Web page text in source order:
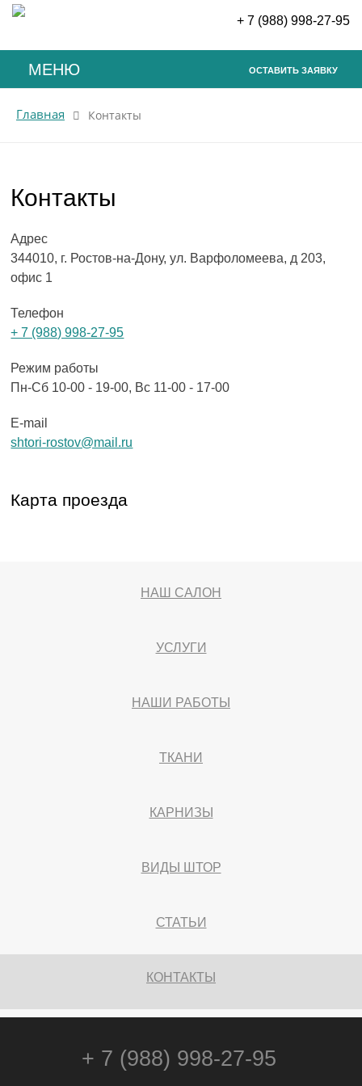
+ 7 (988) 998-27-95
ОСТАВИТЬ ЗАЯВКУ
МЕНЮ
Главная Контакты
Контакты
Адрес
344010, г. Ростов-на-Дону, ул. Варфоломеева, д 203,
офис 1
Телефон
+ 7 (988) 998-27-95
Режим работы
Пн-Сб 10-00 - 19-00, Вс 11-00 - 17-00
E-mail
shtori-rostov@mail.ru
Карта проезда
НАШ САЛОН
УСЛУГИ
НАШИ РАБОТЫ
ТКАНИ
КАРНИЗЫ
ВИДЫ ШТОР
СТАТЬИ
КОНТАКТЫ
+ 7 (988) 998-27-95